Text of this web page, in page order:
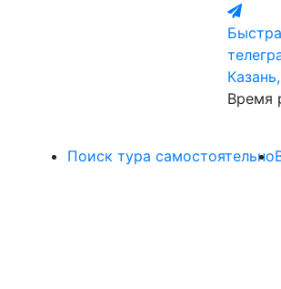
Время
Поиск тура самостоятельно